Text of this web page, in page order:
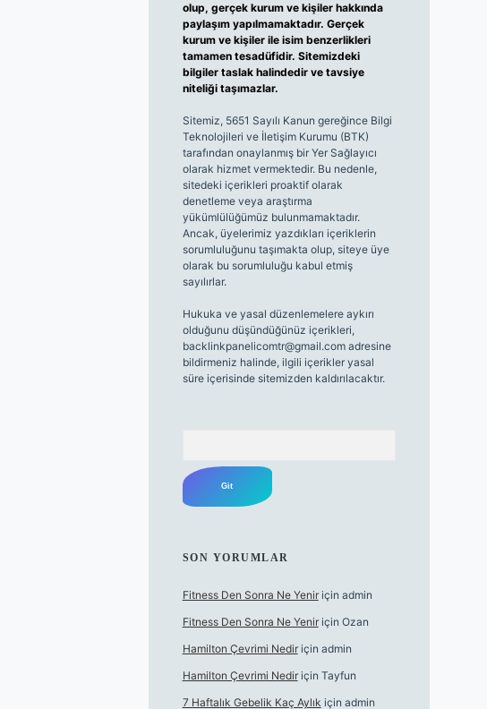
olup, gerçek kurum ve kişiler hakkında
paylaşım yapılmamaktadır. Gerçek
kurum ve kişiler ile isim benzerlikleri
tamamen tesadüfidir. Sitemizdeki
bilgiler taslak halindedir ve tavsiye
niteliği taşımazlar.
Sitemiz, 5651 Sayılı Kanun gereğince Bilgi
Teknolojileri ve İletişim Kurumu (BTK)
tarafından onaylanmış bir Yer Sağlayıcı
olarak hizmet vermektedir. Bu nedenle,
sitedeki içerikleri proaktif olarak
denetleme veya araştırma
yükümlülüğümüz bulunmamaktadır.
Ancak, üyelerimiz yazdıkları içeriklerin
sorumluluğunu taşımakta olup, siteye üye
olarak bu sorumluluğu kabul etmiş
sayılırlar.
Hukuka ve yasal düzenlemelere aykırı
olduğunu düşündüğünüz içerikleri,
backlinkpanelicomtr@gmail.comadresine
bildirmeniz halinde, ilgili içerikler yasal
süre içerisinde sitemizden kaldırılacaktır.
SON YORUMLAR
Fitness Den Sonra Ne Yeniriçin admin
Fitness Den Sonra Ne Yeniriçin Ozan
Hamilton Çevrimi Nediriçin admin
Hamilton Çevrimi Nediriçin Tayfun
7 Haftalık Gebelik Kaç Aylık için admin